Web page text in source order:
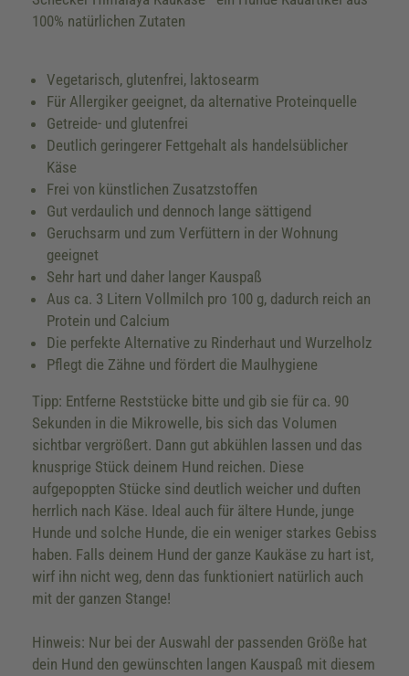
100% natürlichen Zutaten
Vegetarisch, glutenfrei, laktosearm
Für Allergiker geeignet, da alternative Proteinquelle
Getreide- und glutenfrei
Deutlich geringerer Fettgehalt als handelsüblicher
Käse
Frei von künstlichen Zusatzstoffen
Gut verdaulich und dennoch lange sättigend
Geruchsarm und zum Verfüttern in der Wohnung
geeignet
Sehr hart und daher langer Kauspaß
Aus ca. 3 Litern Vollmilch pro 100 g, dadurch reich an
Protein und Calcium
Die perfekte Alternative zu Rinderhaut und Wurzelholz
Pflegt die Zähne und fördert die Maulhygiene
Tipp: Entferne Reststücke bitte und gib sie für ca. 90
Sekunden in die Mikrowelle, bis sich das Volumen
sichtbar vergrößert. Dann gut abkühlen lassen und das
knusprige Stück deinem Hund reichen. Diese
aufgepoppten Stücke sind deutlich weicher und duften
herrlich nach Käse. Ideal auch für ältere Hunde, junge
Hunde und solche Hunde, die ein weniger starkes Gebiss
haben. Falls deinem Hund der ganze Kaukäse zu hart ist,
wirf ihn nicht weg, denn das funktioniert natürlich auch
mit der ganzen Stange!
Hinweis: Nur bei der Auswahl der passenden Größe hat
dein Hund den gewünschten langen Kauspaß mit diesem